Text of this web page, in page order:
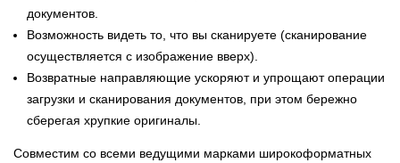
документов.
Возможность видеть то, что вы сканируете (сканирование
осуществляется с изображение вверх).
Возвратные направляющие ускоряют и упрощают операции
загрузки и сканирования документов, при этом бережно
сберегая хрупкие оригиналы.
Совместим со всеми ведущими марками широкоформатных